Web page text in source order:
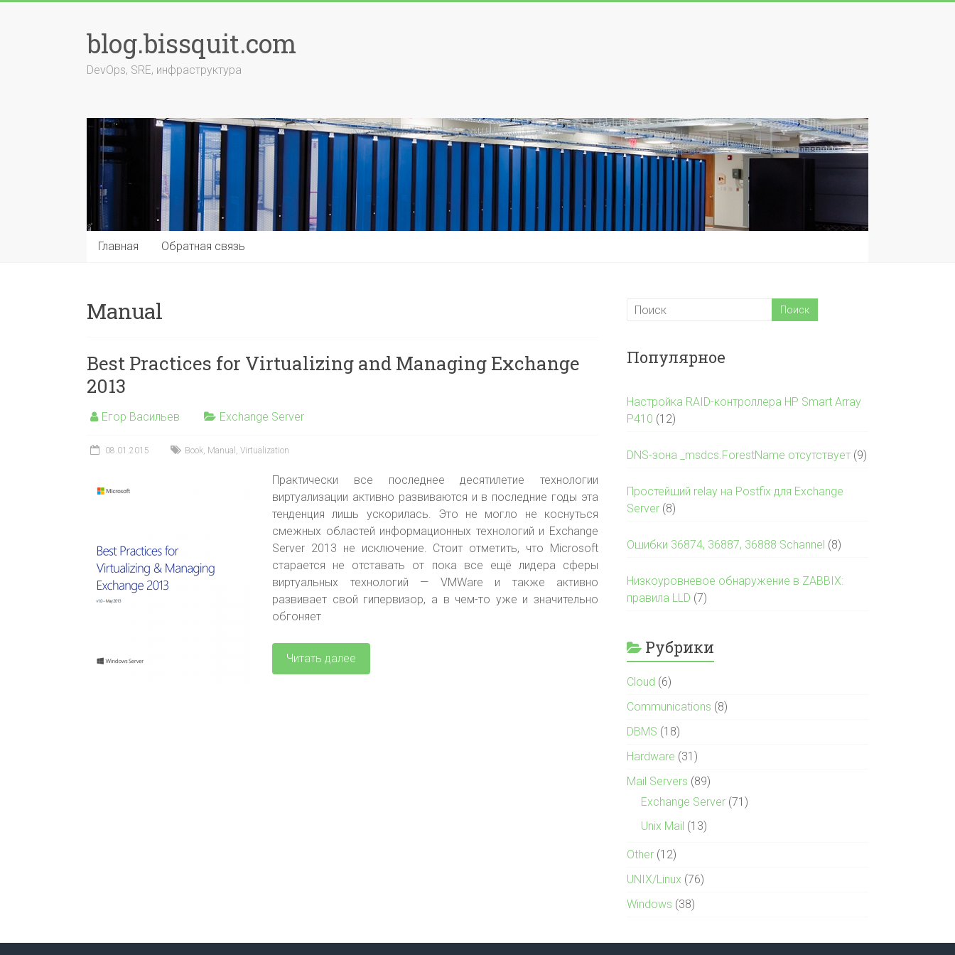
blog.bissquit.com
DevOps, SRE, инфраструктура
Главная Обратная связь
Manual
Best Practices for Virtualizing and Managing Exchange
2013
Егор Васильев Exchange Server
08.01.2015 Book, Manual , Virtualization
Практически все последнее десятилетие технологии
виртуализации активно развиваются и в последние годы эта
тенденция лишь ускорилась. Это не могло не коснуться
смежных областей информационных технологий и Exchange
Server 2013 не исключение. Стоит отметить, что Microsoft
старается не отставать от пока все ещё лидера сферы
виртуальных технологий — VMWare и также активно
развивает свой гипервизор, а в чем-то уже и значительно
обгоняет
Читать далее
Популярное
Настройка RAID-контроллера HP Smart Array
P410 (12)
DNS-зона _msdcs.ForestName отсутствует (9)
Простейший relay на Postfix для Exchange
Server (8)
Ошибки 36874, 36887, 36888 Schannel (8)
Низкоуровневое обнаружение в ZABBIX:
правила LLD (7)
Рубрики
Cloud (6)
Communications (8)
DBMS (18)
Hardware (31)
Mail Servers (89)
Exchange Server (71)
Unix Mail (13)
Other (12)
UNIX/Linux (76)
Windows (38)